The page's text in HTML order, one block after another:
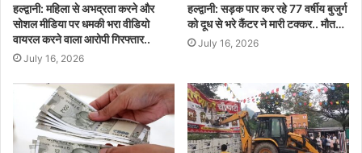
हल्द्वानी: महिला से अभद्रता करने और
सोशल मीडिया पर धमकी भरा वीडियो
वायरल करने वाला आरोपी गिरफ्तार..
July 16, 2026
हल्द्वानी: सड़क पार कर रहे 77 वर्षीय बुजुर्ग
को दूध से भरे कैंटर ने मारी टक्कर.. मौत…
July 16, 2026